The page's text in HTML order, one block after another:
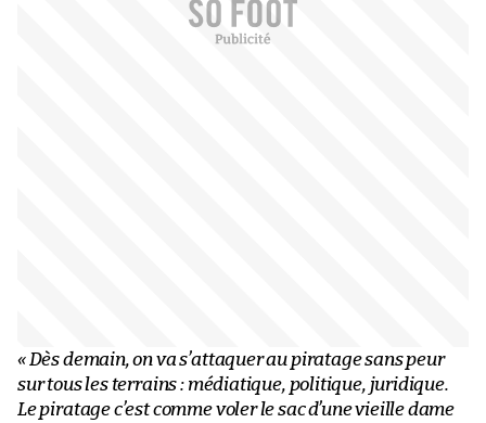
« Dès demain, on va s’attaquer au piratage sans peur
sur tous les terrains : médiatique, politique, juridique.
Le piratage c’est comme voler le sac d’une vieille dame